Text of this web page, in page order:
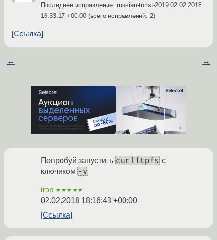
Последнее исправление: russian-turist-2019 02.02.2018
16:33:17 +00:00 (всего исправлений: 2)
Ссылка
← →
Попробуй запустить curlftpfs с
ключиком -v
iron ★★★★★
02.02.2018 18:16:48 +00:00
Ссылка